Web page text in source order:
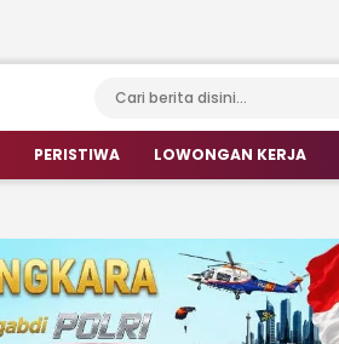
PERISTIWA LOWONGAN KERJA